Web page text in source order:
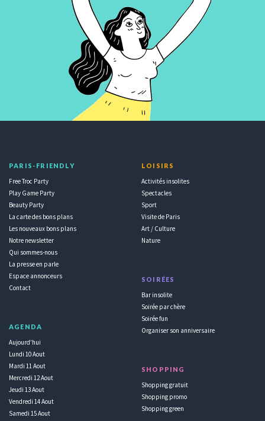
PARIS-FRIENDLY
Free Troc Party
Play Game Party
Beauty Party
La carte des bons plans
Les nouveaux bons plans
Notre newsletter
Qui sommes-nous
La presse en parle
Espace annonceurs
Contact
AGENDA
Aujourd'hui
Lundi 10 Aout
Mardi 11 Aout
Mercredi 12 Aout
Jeudi 13 Aout
Vendredi 14 Aout
Samedi 15 Aout
LOISIRS
Activités insolites
Spectacles
Sport
Visite de Paris
Art / Culture
Nature
SOIRÉES
Bar insolite
Soirée par chère
Soirée fun
Organiser son anniversaire
SHOPPING
Shopping gratuit
Shopping promo
Shopping green